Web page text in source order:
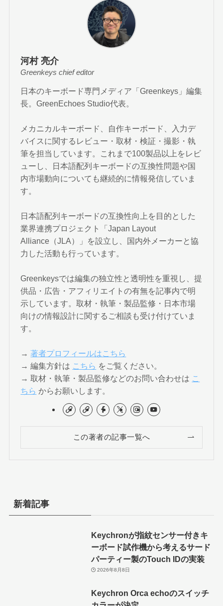
河村 亮介
Greenkeys chief editor
日本のキーボード専門メディア「Greenkeys」編集
長。GreenEchoes Studio代表。
メカニカルキーボード、自作キーボード、入力デ
バイスに関するレビュー・取材・検証・撮影・執
筆を担当しています。これまで100製品以上をレビ
ューし、日本語配列キーボードの互換性問題や国
内市場動向についても継続的に情報発信していま
す。
日本語配列キーボードの互換性向上を目的とした
業界連携プロジェクト「Japan Layout
Alliance（JLA）」を設立し、国内外メーカーと協
力した活動も行っています。
Greenkeysでは編集の独立性と透明性を重視し、提
供品・広告・アフィリエイトの有無を記事内で明
示しています。取材・執筆・製品監修・日本市場
向けの情報設計に関するご相談も受け付けていま
す。
→著者プロフィールはこちら
→ 編集方針は こちら をご覧ください。
→ 取材・執筆・製品監修などのお問い合わせは こ
ちら からお願いします。
この著者の記事一覧へ
新着記事
Keychronが指紋センサー付きキ
ーボード試作機から考えるサード
パーティー製のTouch IDの実装
2026年8月8日
Keychron Orca echoのスイッチ